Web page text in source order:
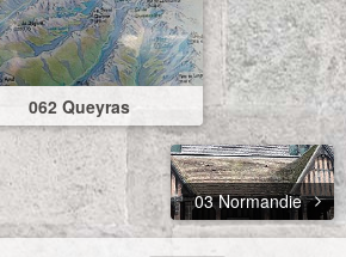
062 Queyras
03 Normandie